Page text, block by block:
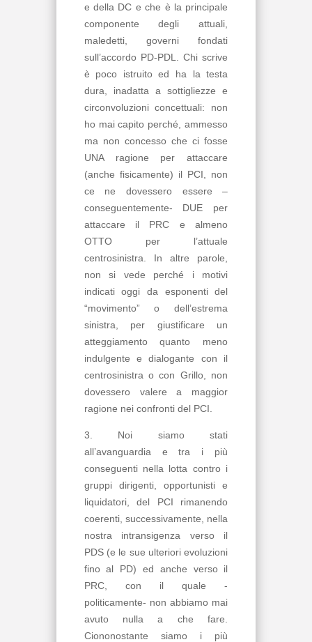
e della DC e che è la principale
componente degli attuali,
maledetti, governi fondati
sull’accordo PD-PDL. Chi scrive
è poco istruito ed ha la testa
dura, inadatta a sottigliezze e
circonvoluzioni concettuali: non
ho mai capito perché, ammesso
ma non concesso che ci fosse
UNA ragione per attaccare
(anche fisicamente) il PCI, non
ce ne dovessero essere –
conseguentemente- DUE per
attaccare il PRC e almeno
OTTO per l’attuale
centrosinistra. In altre parole,
non si vede perché i motivi
indicati oggi da esponenti del
“movimento” o dell’estrema
sinistra, per giustificare un
atteggiamento quanto meno
indulgente e dialogante con il
centrosinistra o con Grillo, non
dovessero valere a maggior
ragione nei confronti del PCI.
3. Noi siamo stati
all’avanguardia e tra i più
conseguenti nella lotta contro i
gruppi dirigenti, opportunisti e
liquidatori, del PCI rimanendo
coerenti, successivamente, nella
nostra intransigenza verso il
PDS (e le sue ulteriori evoluzioni
fino al PD) ed anche verso il
PRC, con il quale -
politicamente- non abbiamo mai
avuto nulla a che fare.
Ciononostante siamo i più